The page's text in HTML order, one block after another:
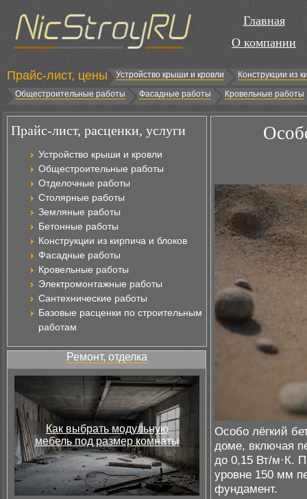
Главная
О компании
Прайс-лист, цены Устройство крыши и кровли
Конструкции из
Общестроительные работы
Фасадные работы Кровельные работы
Прайс-лист, расценки, услуги
Устройство крыши и кровли
Общестроительные работы
Отделочные работы
Столярные работы
Земляные работы
Бетонные работы
Конструкции из кирпича и блоков
Фасадные работы
Кровельные работы
Электромонтажные работы
Сантехнические работы
Базовые расценки по строительным
работам
Ремонт, отделка
Как выбрать модульную
мебель под размер комнаты
Особо лёгкий
доме, включая
до 0,15 Вт/м·К.
уровне 150 мм
фундамент.